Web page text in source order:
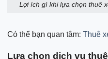
Lợi ích gì khi lựa chọn thuê
Có thể bạn quan tâm: Thuê
Lựa chọn dịch vụ